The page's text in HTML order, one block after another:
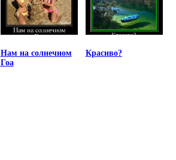
Нам на солнечном
Гоа
Красиво?